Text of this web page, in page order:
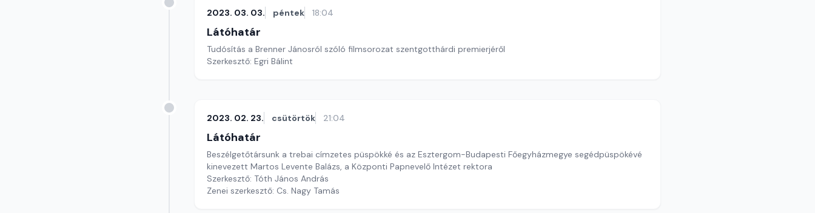
2023. 03. 03. péntek 18:04
Látóhatár
Tudósítás a Brenner Jánosról szóló filmsorozat szentgotthárdi premierjéről
Szerkesztő: Egri Bálint
2023. 02. 23. csütörtök 21:04
Látóhatár
Beszélgetőtársunk a trebai címzetes püspökké és az Esztergom-Budapesti Főegyházmegye segédpüspökévé
kinevezett Martos Levente Balázs, a Központi Papnevelő Intézet rektora
Szerkesztő: Tóth János András
Zenei szerkesztő: Cs. Nagy Tamás